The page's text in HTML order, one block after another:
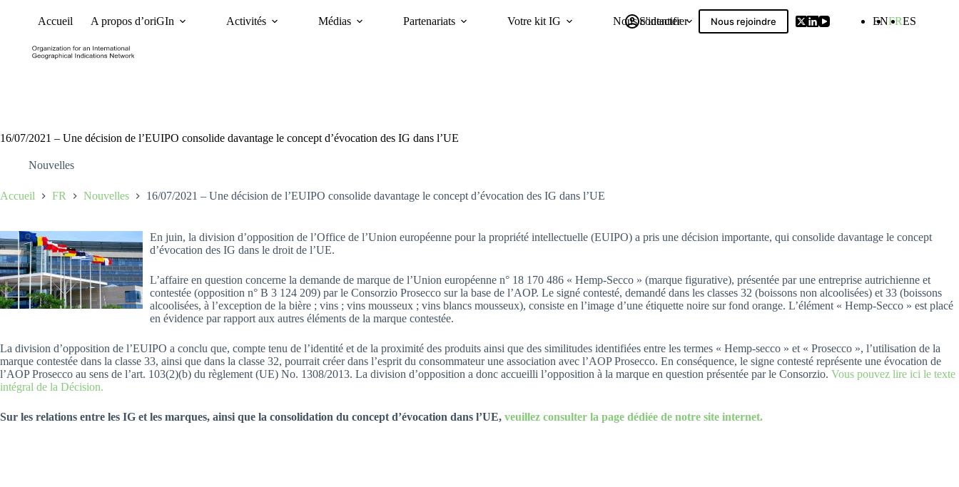
Accueil A propos d’oriGIn Activités Médias Partenariats Votre kit IG Nous contacter
S'identifier Nous rejoindre ENFRES
16/07/2021 – Une décision de l’EUIPO consolide davantage le concept d’évocation des IG dans l’UE
Nouvelles
Accueil FR Nouvelles 16/07/2021 – Une décision de l’EUIPO consolide davantage le concept d’évocation des IG dans l’UE
En juin, la division d’opposition de l’Office de l’Union européenne pour la propriété intellectuelle (EUIPO) a pris une décision importante, qui consolide davantage le concept
d’évocation des IG dans le droit de l’UE.
L’affaire en question concerne la demande de marque de l’Union européenne n° 18 170 486 « Hemp-Secco » (marque figurative), présentée par une entreprise autrichienne et
contestée (opposition n° B 3 124 209) par le Consorzio Prosecco sur la base de l’AOP. Le signé contesté, demandé dans les classes 32 (boissons non alcoolisées) et 33 (boissons
alcoolisées, à l’exception de la bière ; vins ; vins mousseux ; vins blancs mousseux), consiste en l’image d’une étiquette noire sur fond orange. L’élément « Hemp-Secco » est placé
en évidence par rapport aux autres éléments de la marque contestée.
La division d’opposition de l’EUIPO a conclu que, compte tenu de l’identité et de la proximité des produits ainsi que des similitudes identifiées entre les termes « Hemp-secco » et « Prosecco », l’utilisation de la
marque contestée dans la classe 33, ainsi que dans la classe 32, pourrait créer dans l’esprit du consommateur une association avec l’AOP Prosecco. En conséquence, le signe contesté représente une évocation de
l’AOP Prosecco au sens de l’art. 103(2)(b) du règlement (UE) No. 1308/2013. La division d’opposition a donc accueilli l’opposition à la marque en question présentée par le Consorzio. Vous pouvez lire ici le texte
intégral de la Décision.
Sur les relations entre les IG et les marques, ainsi que la consolidation du concept d’évocation dans l’UE, veuillez consulter la page dédiée de notre site internet.